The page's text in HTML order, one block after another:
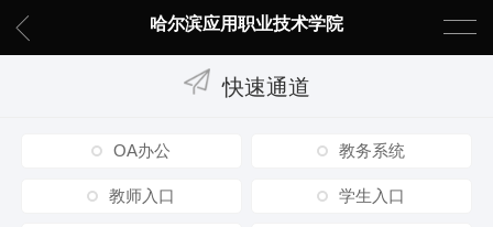
哈尔滨应用职业技术学院
快速通道
OA办公 教务系统
教师入口 学生入口